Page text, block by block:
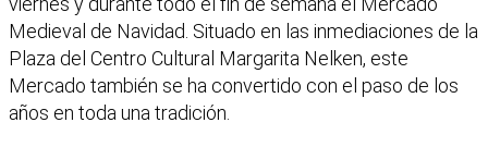
Medieval de Navidad. Situado en las inmediaciones de la
Plaza del Centro Cultural Margarita Nelken, este
Mercado también se ha convertido con el paso de los
años en toda una tradición.